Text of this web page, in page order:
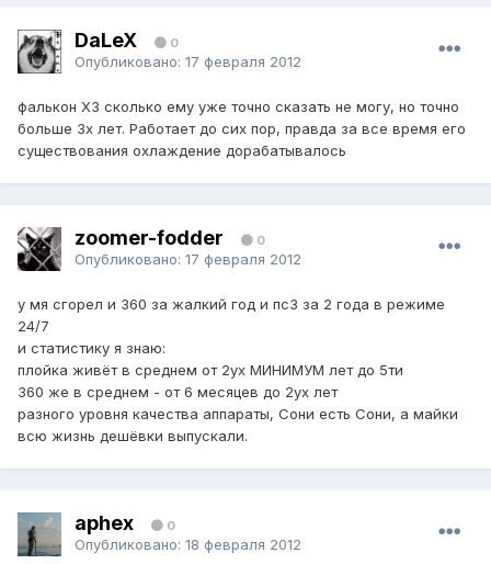
DaLeX 0
Опубликовано: 17 февраля 2012
фалькон ХЗ сколько ему уже точно сказать не могу, но точно
больше 3х лет. Работает до сих пор, правда за все время его
существования охлаждение дорабатывалось
zoomer-fodder 0
Опубликовано: 17 февраля 2012
у мя сгорел и 360 за жалкий год и пс3 за 2 года в режиме
24/7
и статистику я знаю:
плойка живёт в среднем от 2ух МИНИМУМ лет до 5ти
360 же в среднем - от 6 месяцев до 2ух лет
разного уровня качества аппараты, Сони есть Сони, а майки
всю жизнь дешёвки выпускали.
aphex 0
Опубликовано: 18 февраля 2012